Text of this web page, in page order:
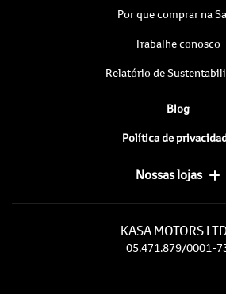
Por que comprar na
Trabalhe conosco
Relatório de
Blog
Política de
Nossas lojas
KASA MOTORS
05.471.879/0001-